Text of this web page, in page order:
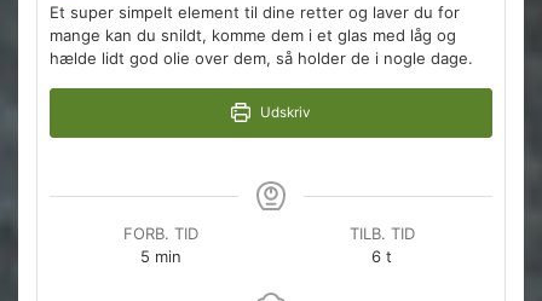
Et super simpelt element til dine retter og laver du for
mange kan du snildt, komme dem i et glas med låg og
hælde lidt god olie over dem, så holder de i nogle dage.
Udskriv
FORB. TID
5minutter
min
TILB. TID
6timer
t